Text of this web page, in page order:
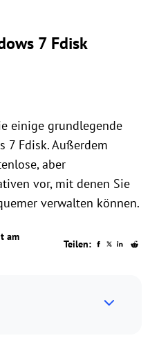
7 Fdisk
einige grundlegende
7 Fdisk. Außerdem
aber
vor, mit denen Sie
verwalten können.
am
Teilen: